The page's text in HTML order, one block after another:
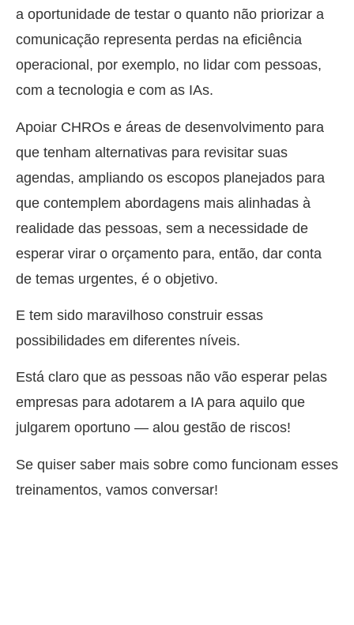
a oportunidade de testar o quanto não priorizar a
comunicação representa perdas na eficiência
operacional, por exemplo, no lidar com pessoas,
com a tecnologia e com as IAs.
Apoiar CHROs e áreas de desenvolvimento para
que tenham alternativas para revisitar suas
agendas, ampliando os escopos planejados para
que contemplem abordagens mais alinhadas à
realidade das pessoas, sem a necessidade de
esperar virar o orçamento para, então, dar conta
de temas urgentes, é o objetivo.
E tem sido maravilhoso construir essas
possibilidades em diferentes níveis.
Está claro que as pessoas não vão esperar pelas
empresas para adotarem a IA para aquilo que
julgarem oportuno — alou gestão de riscos!
Se quiser saber mais sobre como funcionam esses
treinamentos, vamos conversar!